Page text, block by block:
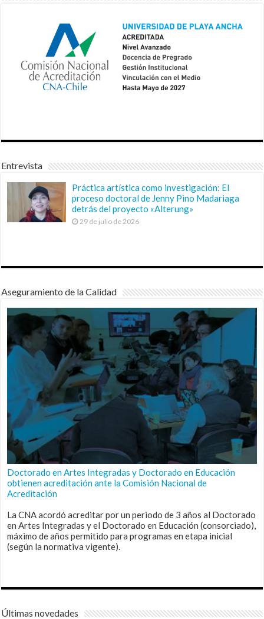
Entrevista
Práctica artística como investigación: El
proceso doctoral de Jenny Pino Madariaga
detrás del proyecto «Alterung»
29 de julio de 2026
Aseguramiento de la Calidad
Doctorado en Artes Integradas y Doctorado en Educación
obtienen acreditación ante la Comisión Nacional de
Acreditación
La CNA acordó acreditar por un periodo de 3 años al Doctorado
en Artes Integradas y el Doctorado en Educación (consorciado),
máximo de años permitido para programas en etapa inicial
(según la normativa vigente).
Últimas novedades